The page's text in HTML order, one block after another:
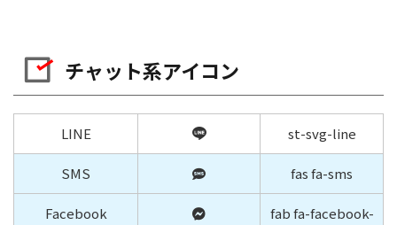
チャット系アイコン
LINE st-svg-line
SMS fas fa-sms
Facebook
fab fa-facebook-